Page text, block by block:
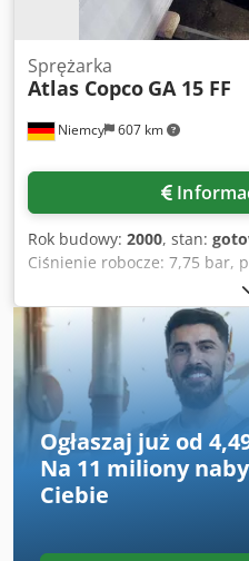
Niemcy 607 km
Sprężarka
Atlas Copco GA 15 FF
Rok budowy: 2000, stan:
Ciśnienie robocze: 7,75 bar,
moc: 15 kW, prędkość: 3000
450 kilogramów. Możliwa
Hhjfx Ahlsf
Ogłaszaj już od
Na 11 miliony
Ciebie